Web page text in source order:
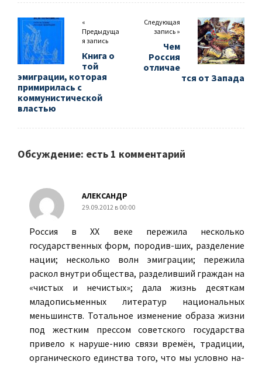
«
Предыдуща
я запись
Книга о
той
эмиграции, которая
примирилась с
коммунистической
властью
Следующая
запись »
Чем
Россия
отличае
тся от Запада
Обсуждение: есть 1 комментарий
АЛЕКСАНДР
29.09.2012 в 00:00
Россия в ХХ веке пережила несколько
государственных форм, породив-ших, разделение
нации; несколько волн эмиграции; пережила
раскол внутри общества, разделивший граждан на
«чистых и нечистых»; дала жизнь десяткам
младописьменных литератур национальных
меньшинств. Тотальное изменение образа жизни
под жестким прессом советского государства
привело к наруше-нию связи времён, традиции,
органического единства того, что мы условно на-